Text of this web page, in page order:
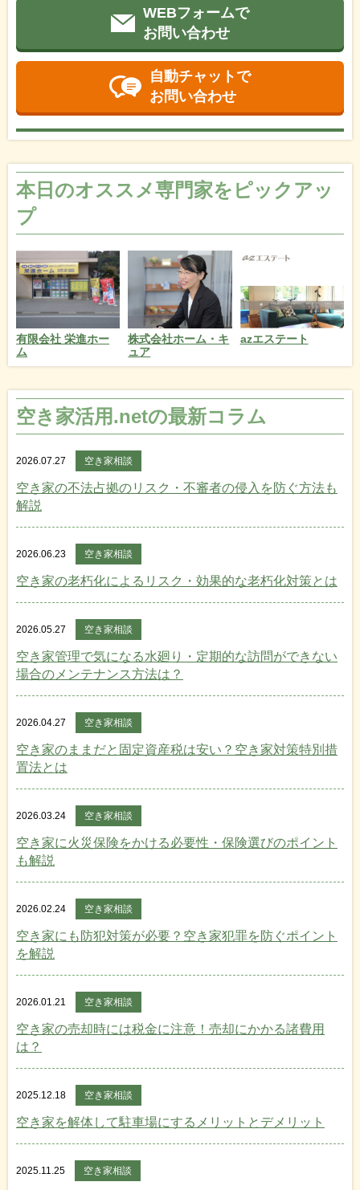
WEBフォームで
お問い合わせ
自動チャットで
お問い合わせ
本日のオススメ専門家をピックアッ
プ
有限会社 栄進ホー
ム
株式会社ホーム・キ
ュア
azエステート
空き家活用.netの最新コラム
2026.07.27 空き家相談
空き家の不法占拠のリスク・不審者の侵入を防ぐ方法も
解説
2026.06.23 空き家相談
空き家の老朽化によるリスク・効果的な老朽化対策とは
2026.05.27 空き家相談
空き家管理で気になる水廻り・定期的な訪問ができない
場合のメンテナンス方法は？
2026.04.27 空き家相談
空き家のままだと固定資産税は安い？空き家対策特別措
置法とは
2026.03.24 空き家相談
空き家に火災保険をかける必要性・保険選びのポイント
も解説
2026.02.24 空き家相談
空き家にも防犯対策が必要？空き家犯罪を防ぐポイント
を解説
2026.01.21 空き家相談
空き家の売却時には税金に注意！売却にかかる諸費用
は？
2025.12.18 空き家相談
空き家を解体して駐車場にするメリットとデメリット
2025.11.25 空き家相談